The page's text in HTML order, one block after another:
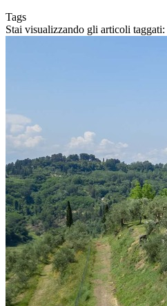
Tags
Stai visualizzando gli articoli taggati: